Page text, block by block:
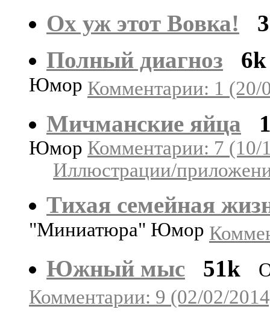
Ох уж этот Вовка!
Полный диагноз
6k
Юмор Комментарии: 1 (20/
Мичманские яйца
Юмор Комментарии: 7 (10/
Иллюстрации/
Тихая семейная
"Миниатюра" Юмор
Южный мыс 51k
Комментарии: 9 (02/02/